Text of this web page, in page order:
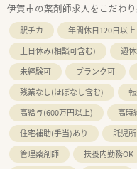
伊賀市の薬剤師求人をこだわ
駅チカ 年間休日120日以上
土日休み(相談可含む)
週
未経験可
ブランク可
残業なし(ほぼなし含む)
高給与(600万円以上)
高時
住宅補助(手当)あり
託児
管理薬剤師
扶養内勤務OK